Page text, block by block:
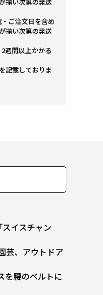
ご注文日を含め
揃い次第の発送
週間以上かかる
記載しておりま
イスチャン
芸、アウトドア
を腰のベルトに